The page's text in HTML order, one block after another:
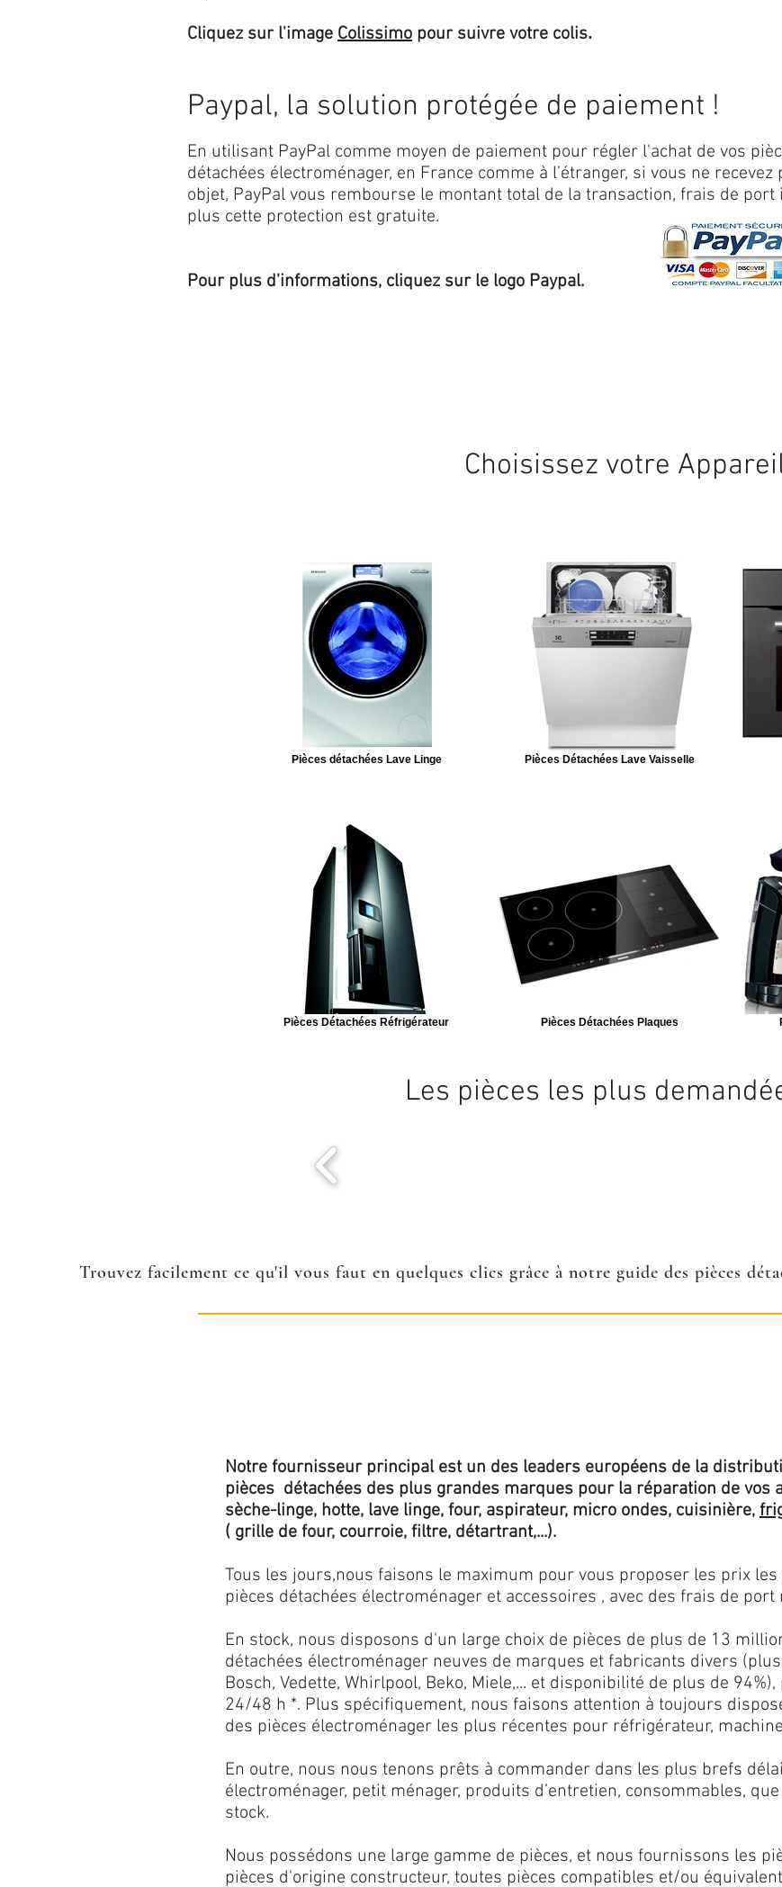
Cliquez sur l'image Colissimo pour suivre votre colis.
Paypal, la solution protégée de paiement !
En utilisant PayPal comme moyen de paiement pour régler l'achat de vos
détachées électroménager, en France comme à l’étranger, si vous ne recevez
objet, PayPal vous rembourse le montant total de la transaction, frais de port
plus cette protection est gratuite.
Pour plus d'informations, cliquez sur le logo Paypal.
Choisissez votre
Pièces détachées Lave Linge Pièces Détachées Lave Vaisselle
Pièces Détachées Réfrigérateur Pièces Détachées Plaques
Les pièces les plus
Trouvez facilement ce qu'il vous faut en quelques clics grâce à notre guide des pièces
Notre fournisseur principal est un des leaders européens de la
pièces détachées des plus grandes marques pour la réparation de vos
sèche-linge, hotte, lave linge, four, aspirateur, micro ondes, cuisinière,
( grille de four, courroie, filtre, détartrant,...).
Tous les jours,nous faisons le maximum pour vous proposer les prix
pièces détachées électroménager et accessoires , avec des frais de port
En stock, nous disposons d'un large choix de pièces de plus de 13
détachées électroménager neuves de marques et fabricants divers
Bosch, Vedette, Whirlpool, Beko, Miele,... et disponibilité de plus de
24/48 h *. Plus spécifiquement, nous faisons attention à toujours
des pièces électroménager les plus récentes pour réfrigérateur,
En outre, nous nous tenons prêts à commander dans les plus brefs
électroménager, petit ménager, produits d’entretien, consommables,
stock.
Nous possédons une large gamme de pièces, et nous fournissons les
pièces d'origine constructeur, toutes pièces compatibles et/ou